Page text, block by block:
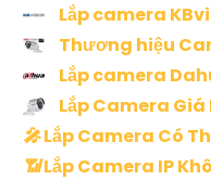
Lắp camera
Thương hiệu
Lắp camera
Lắp Camera Giá
️🎤️Lắp Camera Có
📶Lắp Camera IP